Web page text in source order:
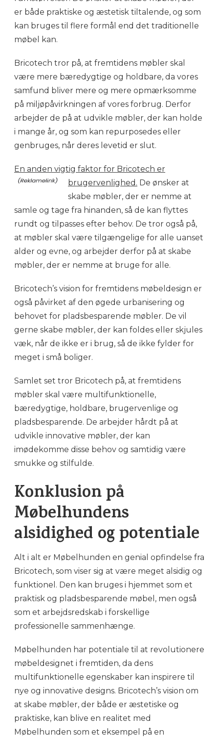
er både praktiske og æstetisk tiltalende, og som
kan bruges til flere formål end det traditionelle
møbel kan.
Bricotech tror på, at fremtidens møbler skal
være mere bæredygtige og holdbare, da vores
samfund bliver mere og mere opmærksomme
på miljøpåvirkningen af vores forbrug. Derfor
arbejder de på at udvikle møbler, der kan holde
i mange år, og som kan repurposedes eller
genbruges, når deres levetid er slut.
En anden vigtig faktor for Bricotech er
brugervenlighed. De ønsker at
skabe møbler, der er nemme at
samle og tage fra hinanden, så de kan flyttes
rundt og tilpasses efter behov. De tror også på,
at møbler skal være tilgængelige for alle uanset
alder og evne, og arbejder derfor på at skabe
møbler, der er nemme at bruge for alle.
Bricotech’s vision for fremtidens møbeldesign er
også påvirket af den øgede urbanisering og
behovet for pladsbesparende møbler. De vil
gerne skabe møbler, der kan foldes eller skjules
væk, når de ikke er i brug, så de ikke fylder for
meget i små boliger.
Samlet set tror Bricotech på, at fremtidens
møbler skal være multifunktionelle,
bæredygtige, holdbare, brugervenlige og
pladsbesparende. De arbejder hårdt på at
udvikle innovative møbler, der kan
imødekomme disse behov og samtidig være
smukke og stilfulde.
Konklusion på
Møbelhundens
alsidighed og potentiale
Alt i alt er Møbelhunden en genial opfindelse fra
Bricotech, som viser sig at være meget alsidig og
funktionel. Den kan bruges i hjemmet som et
praktisk og pladsbesparende møbel, men også
som et arbejdsredskab i forskellige
professionelle sammenhænge.
Møbelhunden har potentiale til at revolutionere
møbeldesignet i fremtiden, da dens
multifunktionelle egenskaber kan inspirere til
nye og innovative designs. Bricotech’s vision om
at skabe møbler, der både er æstetiske og
praktiske, kan blive en realitet med
Møbelhunden som et eksempel på en